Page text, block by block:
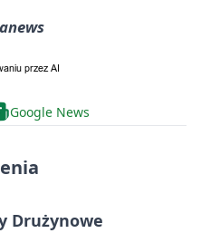
Google News
Drużynowe